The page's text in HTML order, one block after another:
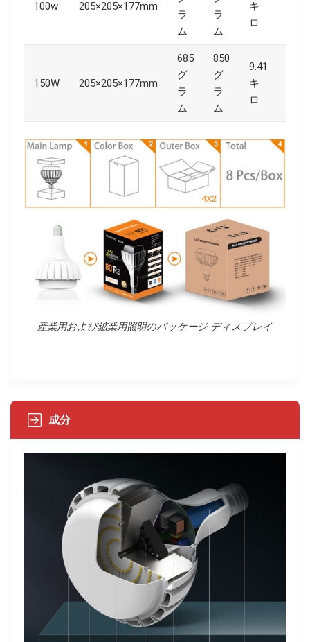
100w 205×205×177mm
ラ
ム
ラ
ム
キ
ロ
150W 205×205×177mm
685
グ
ラ
ム
850
グ
ラ
ム
9.41
キ
ロ
産業用および鉱業用照明のパッケージ ディスプレイ
成分